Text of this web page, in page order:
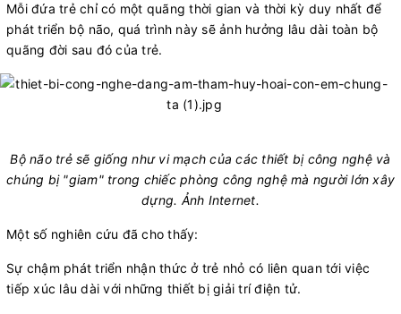
Mỗi đứa trẻ chỉ có một quãng thời gian và thời kỳ duy nhất để
phát triển bộ não, quá trình này sẽ ảnh hưởng lâu dài toàn bộ
quãng đời sau đó của trẻ.
Bộ não trẻ sẽ giống như vi mạch của các thiết bị công nghệ và
chúng bị "giam" trong chiếc phòng công nghệ mà người lớn xây
dựng. Ảnh Internet.​
Một số nghiên cứu đã cho thấy:
Sự chậm phát triển nhận thức ở trẻ nhỏ có liên quan tới việc
tiếp xúc lâu dài với những thiết bị giải trí điện tử.